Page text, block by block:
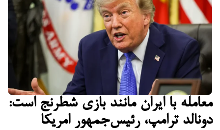
معامله با ایران مانند بازی شطرنج است:
دونالد ترامپ، رئیس‌جمهور امریکا